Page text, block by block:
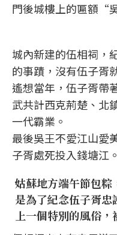
門後城樓上的匾額“
城內新建的伍相祠，
的事蹟，沒有伍子胥
遙想當年，伍子胥帶
武共計西克荊楚、北
一代霸業。
最後吳王不愛江山愛
子胥處死投入錢塘江。
姑蘇地方端午節包
是為了紀念伍子胥
上一個特別的風俗